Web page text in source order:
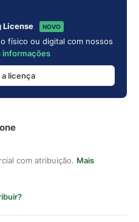
License NOVO
físico ou digital com nossos
informações
licença
com atribuição. Mais